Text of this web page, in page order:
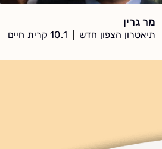
מר גרין
תיאטרון הצפון חדש 10.1 קרית חיים